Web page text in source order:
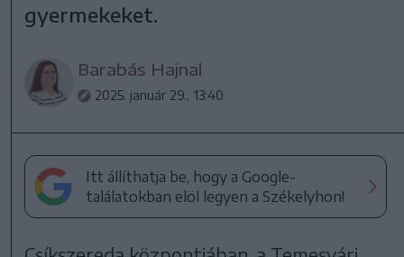
gyermekeket.
Barabás Hajnal
2025. január 29., 13:40
Itt állíthatja be, hogy a Google-
találatokban elöl legyen a Székelyhon!